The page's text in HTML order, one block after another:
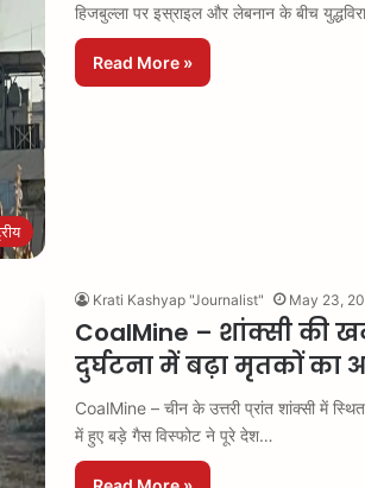
हिजबुल्ला पर इस्राइल और लेबनान के बीच
Read More »
Krati Kashyap "Journalist" May 23,
CoalMine – शांक्सी की
दुर्घटना में बढ़ा मृतकों का
CoalMine – चीन के उत्तरी प्रांत शांक्सी में
में हुए बड़े गैस विस्फोट ने पूरे देश…